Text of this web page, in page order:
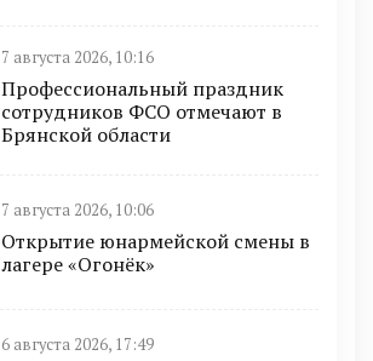
7 августа 2026, 10:16
Профессиональный праздник
сотрудников ФСО отмечают в
Брянской области
7 августа 2026, 10:06
Открытие юнармейской смены в
лагере «Огонёк»
6 августа 2026, 17:49